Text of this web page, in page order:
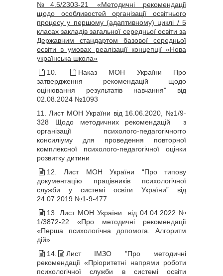
№4.5/2303-21 «Методичні рекомендації
щодо особливостей організації освітнього
процесу у першому (адаптивному) циклі / 5
класах закладів загальної середньої освіти за
Державним стандартом базової середньої
освіти в умовах реалізації концепції «Нова
українська школа»
10.
Наказ МОН України Про
затвердження рекомендацій щодо
оцінювання результатів навчання" від
02.08.2024 №1093
11. Лист МОН України від 16.06.2020, №1/9-
328 Щодо методичних рекомендацій з
організації психолого-педагогічногго
консиліуму для проведення повторної
комплексної психолого-педагогічної оцінки
розвитку дитини
12. Лист МОН України “Про типову
документацію працівників психологічної
служби у системі освіти України” від
24.07.2019 №1-9-477
13. Лист МОН України від 04.04.2022 №
1/3872-22 «Про методичні рекомендації
«Перша психологічна допомога. Алгоритм
дій»
14.
Лист ІМЗО "Про методичні
рекомендації «Пріоритетні напрями роботи
психологічної служби в системі освіти